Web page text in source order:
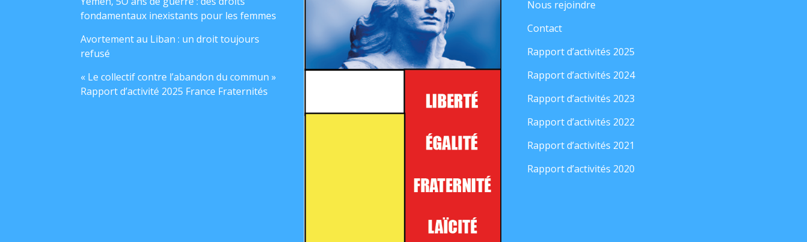
fondamentaux inexistants pour les femmes
Avortement au Liban : un droit toujours
refusé
« Le collectif contre l’abandon du commun »
Rapport d’activité 2025 France Fraternités
Nous rejoindre
Contact
Rapport d’activités 2025
Rapport d’activités 2024
Rapport d’activités 2023
Rapport d’activités 2022
Rapport d’activités 2021
Rapport d’activités 2020